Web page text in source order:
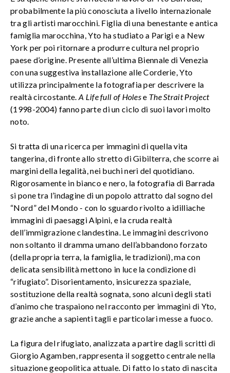
probabilmente la più conosciuta a livello internazionale
tra gli artisti marocchini. Figlia di una benestante e antica
famiglia marocchina, Yto ha studiato a Parigi e a New
York per poi ritornare a produrre cultura nel proprio
paese d’origine. Presente all’ultima Biennale di Venezia
con una suggestiva installazione alle Corderie, Yto
utilizza principalmente la fotografia per descrivere la
realtà circostante.A Life full of Holese The Strait Project
(1998-2004) fanno parte di un ciclo di suoi lavori molto
noto.
Si tratta di una ricerca per immagini di quella vita
tangerina, di fronte allo stretto di Gibilterra, che scorre ai
margini della legalità, nei buchi neri del quotidiano.
Rigorosamente in bianco e nero, la fotografia di Barrada
si pone tra l’indagine di un popolo attratto dal sogno del
“Nord” del Mondo - con lo sguardo rivolto a idilliache
immagini di paesaggi Alpini, e la cruda realtà
dell’immigrazione clandestina. Le immagini descrivono
non soltanto il dramma umano dell’abbandono forzato
(della propria terra, la famiglia, le tradizioni), ma con
delicata sensibilità mettono in luce la condizione di
“rifugiato”. Disorientamento, insicurezza spaziale,
sostituzione della realtà sognata, sono alcuni degli stati
d’animo che traspaiono nel racconto per immagini di Yto,
grazie anche a sapienti tagli e particolari messe a fuoco.
La figura del rifugiato, analizzata a partire dagli scritti di
Giorgio Agamben, rappresenta il soggetto centrale nella
situazione geopolitica attuale. Di fatto lo stato di nascita